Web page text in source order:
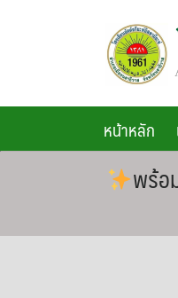
หน้าหลัก
พร้อ